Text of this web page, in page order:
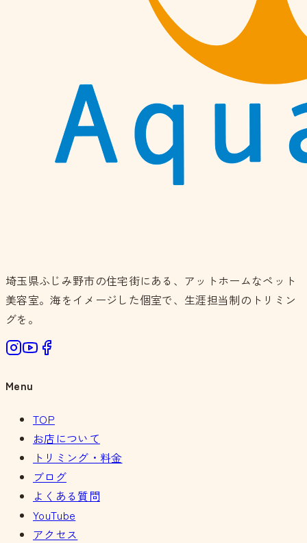
埼玉県ふじみ野市の住宅街にある、アットホームなペット
美容室。海をイメージした個室で、生涯担当制のトリミン
グを。
Menu
TOP
お店について
トリミング・料金
ブログ
よくある質問
YouTube
アクセス